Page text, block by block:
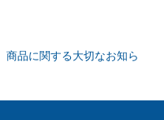
品に関する大切なお知ら